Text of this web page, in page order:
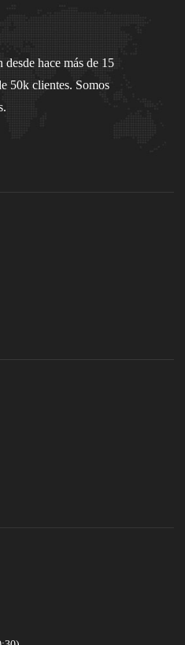
hace más de 15
50k clientes. Somos